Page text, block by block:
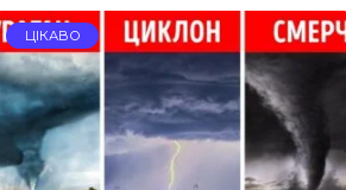
ЦІКАВО